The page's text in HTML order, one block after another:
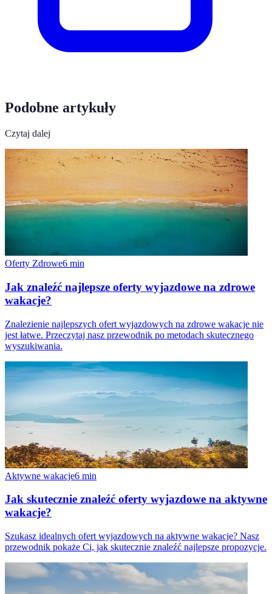
Podobne artykuły
Czytaj dalej
Oferty Zdrowe6 min
Jak znaleźć najlepsze oferty wyjazdowe na zdrowe
wakacje?
Znalezienie najlepszych ofert wyjazdowych na zdrowe wakacje nie
jest łatwe. Przeczytaj nasz przewodnik po metodach skutecznego
wyszukiwania.
Aktywne wakacje6 min
Jak skutecznie znaleźć oferty wyjazdowe na aktywne
wakacje?
Szukasz idealnych ofert wyjazdowych na aktywne wakacje? Nasz
przewodnik pokaże Ci, jak skutecznie znaleźć najlepsze propozycje.